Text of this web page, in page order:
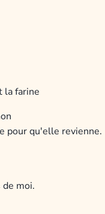
la farine
pour qu'elle revienne.
moi.